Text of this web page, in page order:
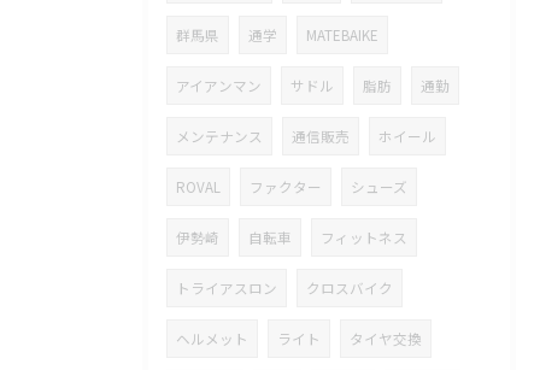
群馬県 通学 MATEBAIKE
アイアンマン サドル 脂肪 通勤
メンテナンス 通信販売 ホイール
ROVAL ファクター シューズ
伊勢崎 自転車 フィットネス
トライアスロン クロスバイク
ヘルメット ライト タイヤ交換